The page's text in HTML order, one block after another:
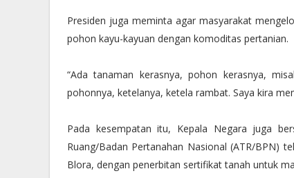
Presiden juga meminta agar masyarakat
pohon kayu-kayuan dengan komoditas pertanian.
“Ada tanaman kerasnya, pohon kerasnya,
pohonnya, ketelanya, ketela rambat. Saya kira
Pada kesempatan itu, Kepala Negara juga
Ruang/Badan Pertanahan Nasional (ATR/BPN)
Blora, dengan penerbitan sertifikat tanah untuk